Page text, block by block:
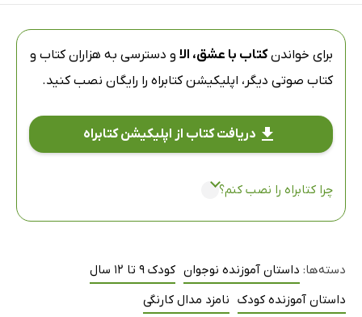
برای خواندنکتاب با عشق، الا و دسترسی به هزاران کتاب و
کتاب صوتی دیگر، اپلیکیشن کتابراه را رایگان نصب کنید.
دریافت کتاب از اپلیکیشن کتابراه
چرا کتابراه را نصب کنم؟
دسته‌ها: داستان آموزنده نوجوان کودک 9 تا 12 سال
داستان آموزنده کودک نامزد مدال کارنگی